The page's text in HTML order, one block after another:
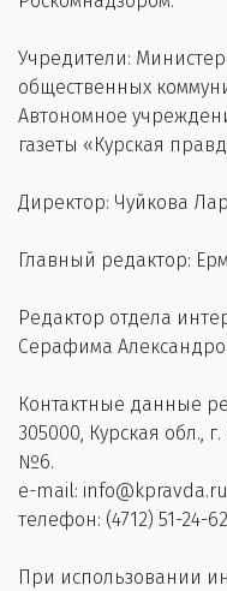
Учредители:
общественных
Автономное
газеты «Курская
Директор: Чуйкова
Главный редактор:
Редактор отдела
Серафима
Контактные данные
305000, Курская обл.,
№6.
e-mail: info@kpravda.ru
телефон: (4712) 51-24-62
При использовании